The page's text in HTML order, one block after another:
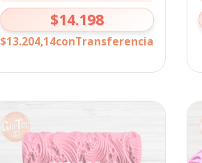
$14.198
$13.204,14conTransferencia